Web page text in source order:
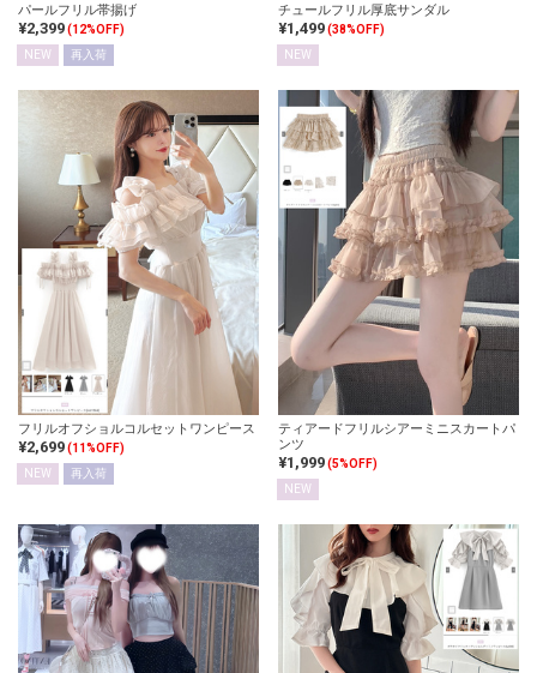
パールフリル帯揚げ
¥2,399(12%OFF)
NEW
再入荷
チュールフリル厚底サンダル
¥1,499(38%OFF)
NEW
フリルオフショルコルセットワンピース
¥2,699(11%OFF)
NEW
再入荷
ティアードフリルシアーミニスカートパ
ンツ
¥1,999(5%OFF)
NEW